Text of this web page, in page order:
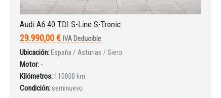
Audi A6 40 TDI S-Line S-Tronic
29.990,00 € IVA Deducible
Ubicación:España / Asturias / Siero
Motor: -
Kilómetros: 110000 km
Condición: seminuevo